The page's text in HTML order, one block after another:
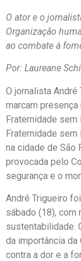
O ator e o
Organização
ao combate à
Por: Laureane
O jornalista André
marcam
Fraternidade sem
Fraternidade sem
na cidade de São
provocada pelo
segurança e o
André Trigueiro
sábado (18),
sustentabilidade.
da importância
contra a dor e a